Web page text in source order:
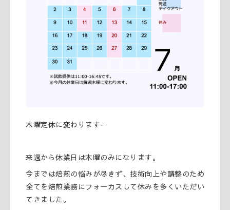
木曜定休に変わります-
来週から休業日は木曜のみになります。
今までは焙煎の悩みが尽きず、技術向上や調整のため
全てを焙煎業務にフォーカスして休みを多くいただい
てきました。